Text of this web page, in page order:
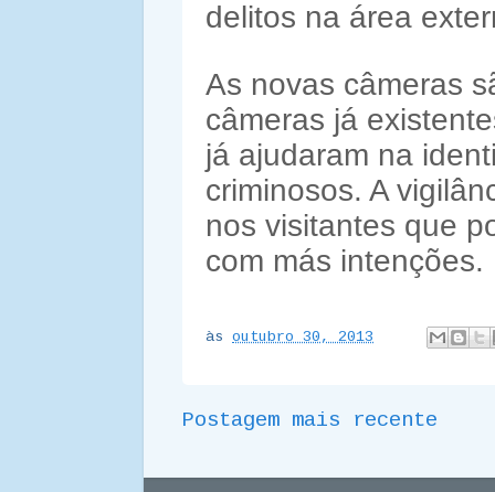
delitos na área
As novas câmeras
câmeras já
já ajudaram na
criminosos. A
nos visitantes que
com más intenções.
às outubro 30, 2013
Postagem mais recente